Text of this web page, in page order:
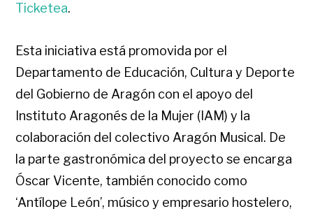
Ticketea.
Esta iniciativa está promovida por el
Departamento de Educación, Cultura y Deporte
del Gobierno de Aragón con el apoyo del
Instituto Aragonés de la Mujer (IAM) y la
colaboración del colectivo Aragón Musical. De
la parte gastronómica del proyecto se encarga
Óscar Vicente, también conocido como
‘Antílope León’, músico y empresario hostelero,